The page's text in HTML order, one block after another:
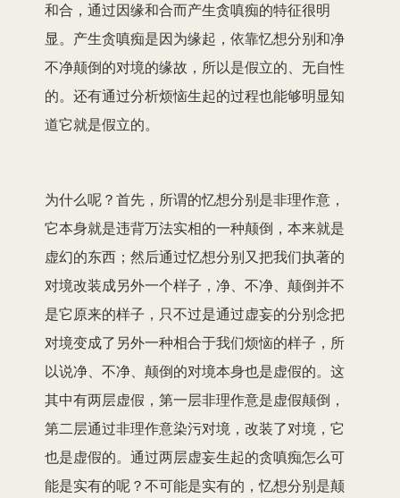
和合，通过因缘和合而产生贪嗔痴的特征很明
显。产生贪嗔痴是因为缘起，依靠忆想分别和净
不净颠倒的对境的缘故，所以是假立的、无自性
的。还有通过分析烦恼生起的过程也能够明显知
道它就是假立的。
为什么呢？首先，所谓的忆想分别是非理作意，
它本身就是违背万法实相的一种颠倒，本来就是
虚幻的东西；然后通过忆想分别又把我们执著的
对境改装成另外一个样子，净、不净、颠倒并不
是它原来的样子，只不过是通过虚妄的分别念把
对境变成了另外一种相合于我们烦恼的样子，所
以说净、不净、颠倒的对境本身也是虚假的。这
其中有两层虚假，第一层非理作意是虚假颠倒，
第二层通过非理作意染污对境，改装了对境，它
也是虚假的。通过两层虚妄生起的贪嗔痴怎么可
能是实有的呢？不可能是实有的，忆想分别是颠